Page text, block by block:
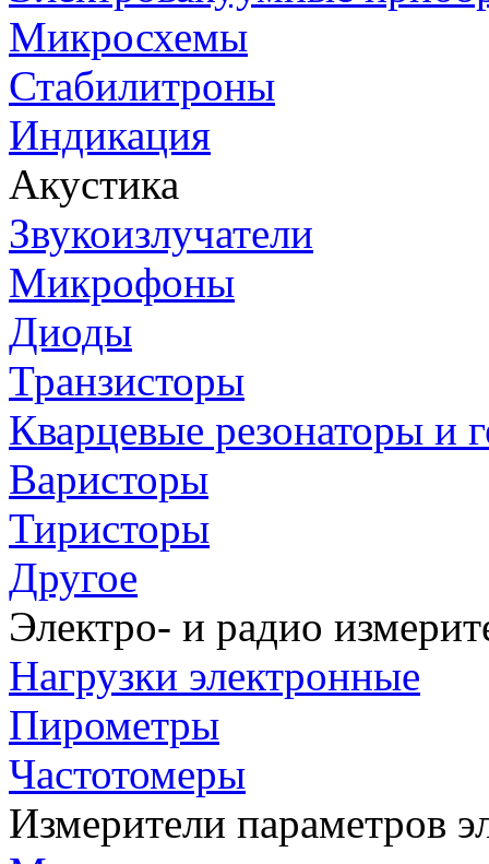
Микросхемы
Стабилитроны
Индикация
Акустика
Звукоизлучатели
Микрофоны
Диоды
Транзисторы
Кварцевые резонаторы и
Варисторы
Тиристоры
Другое
Электро- и радио
Нагрузки электронные
Пирометры
Частотомеры
Измерители параметров